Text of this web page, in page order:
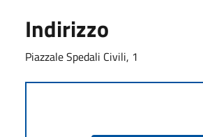
Indirizzo
Piazzale Spedali Civili, 1